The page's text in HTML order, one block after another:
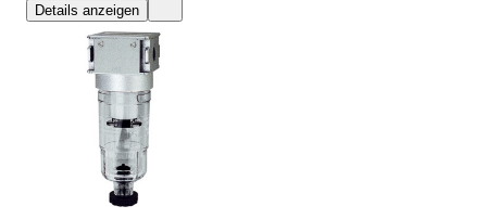
Details anzeigen